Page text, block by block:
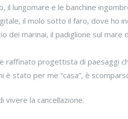
il lungomare e le banchine
il molo sotto il faro, dove ho
dei marinai, il padiglione sul
raffinato progettista di paesaggi
è stato per me “casa”, è
vivere la cancellazione.